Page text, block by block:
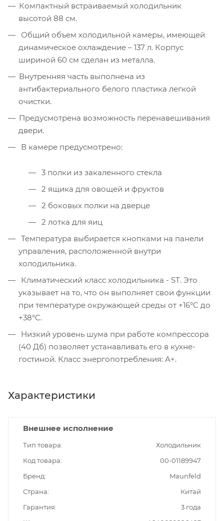
Компактный встраиваемый холодильник
высотой 88 см.
Общий объем холодильной камеры, имеющей
динамическое охлаждение – 137 л. Корпус
шириной 60 см сделан из металла.
Внутренняя часть выполнена из
антибактериального белого пластика легкой
очистки.
Предусмотрена возможность перенавешивания
двери.
В камере предусмотрено:
3 полки из закаленного стекла
2 ящика для овощей и фруктов
2 боковых полки на дверце
2 лотка для яиц
Температура выбирается кнопками на панели
управления, расположенной внутри
холодильника.
Климатический класс холодильника - ST. Это
указывает на то, что он выполняет свои функции
при температуре окружающей среды от +16°C до
+38°С.
Низкий уровень шума при работе компрессора
(40 Дб) позволяет устанавливать его в кухне-
гостиной. Класс энергопотребления: A+.
Характеристики
Внешнее исполнение
Тип товара
Холодильник
Код товара
00-01189947
Бренд
Maunfeld
Страна
Китай
Гарантия
3 года